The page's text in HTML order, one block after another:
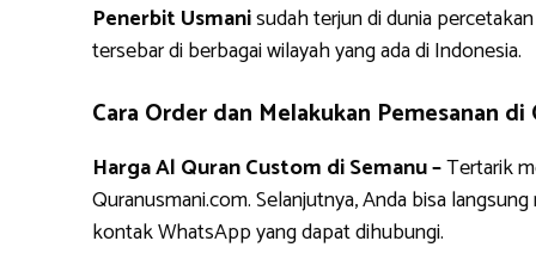
Penerbit Usmanisudah terjun di dunia
tersebar di berbagai wilayah yang ada di Indonesia.
Cara Order dan Melakukan Pemesanan
Harga Al Quran Custom di Semanu –Tertarik
Quranusmani.com. Selanjutnya, Anda bisa
kontak WhatsApp yang dapat dihubungi.